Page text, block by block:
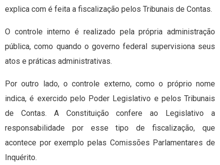
explica com é feita a fiscalização pelos Tribunais de Contas.
O controle interno é realizado pela própria administração
pública, como quando o governo federal supervisiona seus
atos e práticas administrativas.
Por outro lado, o controle externo, como o próprio nome
indica, é exercido pelo Poder Legislativo e pelos Tribunais
de Contas. A Constituição confere ao Legislativo a
responsabilidade por esse tipo de fiscalização, que
acontece por exemplo pelas Comissões Parlamentares de
Inquérito.